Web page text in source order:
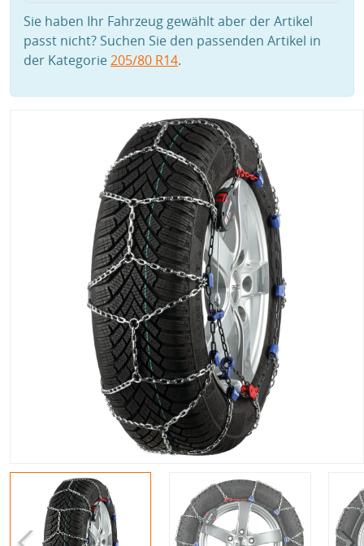
Sie haben Ihr Fahrzeug gewählt aber der Artikel
passt nicht? Suchen Sie den passenden Artikel in
der Kategorie205/80 R14.